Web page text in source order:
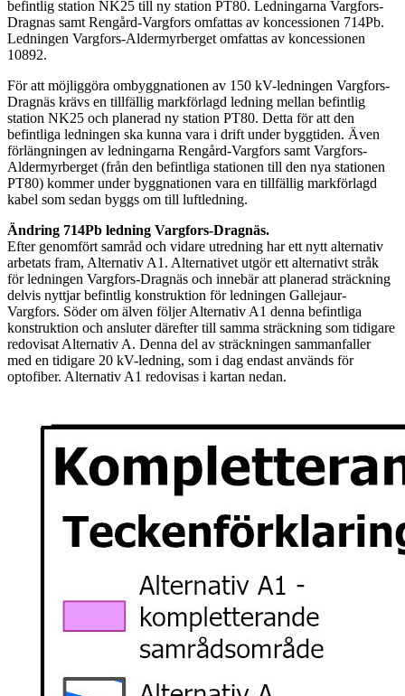
befintlig station NK25 till ny station PT80. Ledningarna Vargfors-
Dragnas samt Rengård-Vargfors omfattas av koncessionen 714Pb.
Ledningen Vargfors-Aldermyrberget omfattas av koncessionen
10892.
För att möjliggöra ombyggnationen av 150 kV-ledningen Vargfors-
Dragnäs krävs en tillfällig markförlagd ledning mellan befintlig
station NK25 och planerad ny station PT80. Detta för att den
befintliga ledningen ska kunna vara i drift under byggtiden. Även
förlängningen av ledningarna Rengård-Vargfors samt Vargfors-
Aldermyrberget (från den befintliga stationen till den nya stationen
PT80) kommer under byggnationen vara en tillfällig markförlagd
kabel som sedan byggs om till luftledning.
Ändring 714Pb ledning Vargfors-Dragnäs.
Efter genomfört samråd och vidare utredning har ett nytt alternativ
arbetats fram, Alternativ A1. Alternativet utgör ett alternativt stråk
för ledningen Vargfors-Dragnäs och innebär att planerad sträckning
delvis nyttjar befintlig konstruktion för ledningen Gallejaur-
Vargfors. Söder om älven följer Alternativ A1 denna befintliga
konstruktion och ansluter därefter till samma sträckning som tidigare
redovisat Alternativ A. Denna del av sträckningen sammanfaller
med en tidigare 20 kV-ledning, som i dag endast används för
optofiber. Alternativ A1 redovisas i kartan nedan.